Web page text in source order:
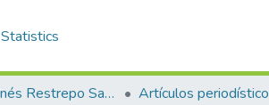
Statistics
Margaritainés Restrepo Santamaría Artículos